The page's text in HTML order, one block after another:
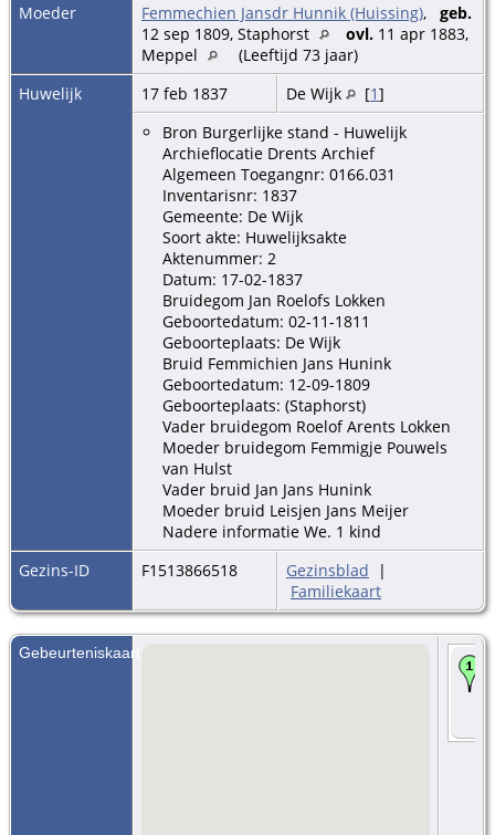
Moeder
Femmechien Jansdr Hunnik (Huissing), geb.
12 sep 1809, Staphorst
ovl. 11 apr 1883,
Meppel
(Leeftijd 73 jaar)
Huwelijk
17 feb 1837 De Wijk [1]
Bron Burgerlijke stand - Huwelijk
Archieflocatie Drents Archief
Algemeen Toegangnr: 0166.031
Inventarisnr: 1837
Gemeente: De Wijk
Soort akte: Huwelijksakte
Aktenummer: 2
Datum: 17-02-1837
Bruidegom Jan Roelofs Lokken
Geboortedatum: 02-11-1811
Geboorteplaats: De Wijk
Bruid Femmichien Jans Hunink
Geboortedatum: 12-09-1809
Geboorteplaats: (Staphorst)
Vader bruidegom Roelof Arents Lokken
Moeder bruidegom Femmigje Pouwels
van Hulst
Vader bruid Jan Jans Hunink
Moeder bruid Leisjen Jans Meijer
Nadere informatie We. 1 kind
Gezins-ID
F1513866518 Gezinsblad |
Familiekaart
Gebeurteniskaart